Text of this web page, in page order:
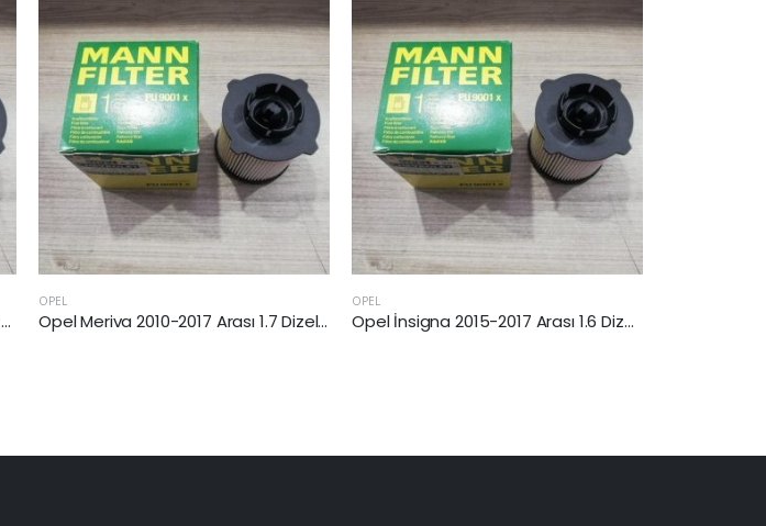
Opel Meriva 2010-2017 Arası 1.7 Dizel Yakıt Filtresi Opel İnsigna 2015-2017 Arası 1.6 Dizel Yakıt Filtresi